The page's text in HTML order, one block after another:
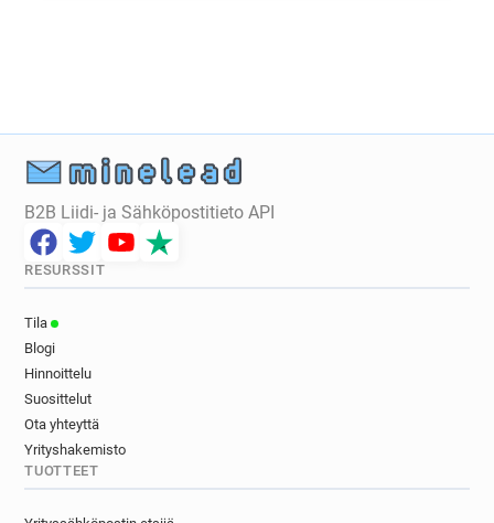
B2B Liidi- ja Sähköpostitieto API
RESURSSIT
Tila
Blogi
Hinnoittelu
Suosittelut
Ota yhteyttä
Yrityshakemisto
TUOTTEET